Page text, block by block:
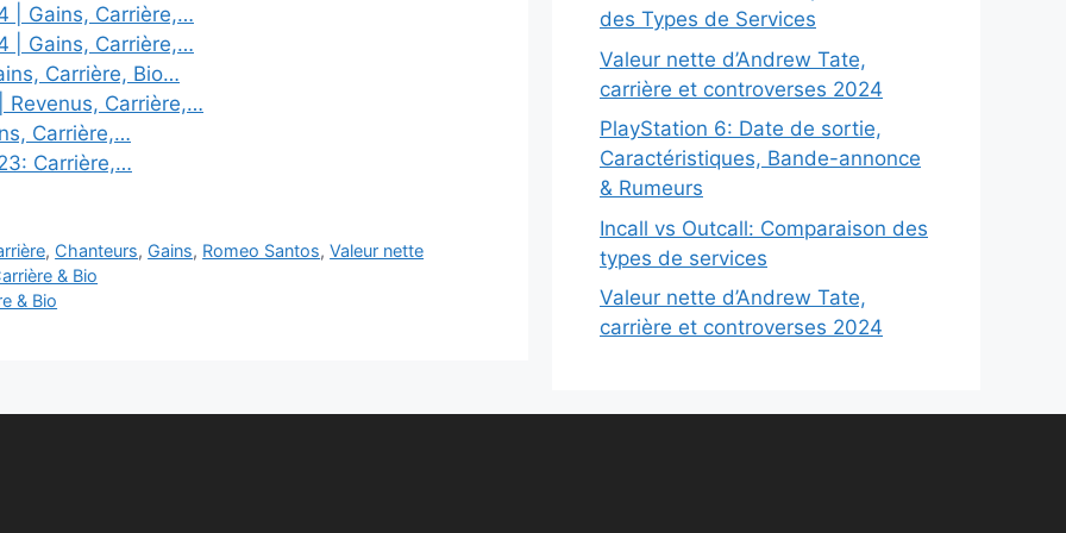
| Gains, Carrière,…
| Gains, Carrière,…
Carrière, Bio…
Revenus, Carrière,…
Carrière,…
Carrière,…
, Chanteurs, Gains, Romeo Santos,Valeur nette
& Bio
& Bio
des Types de Services
Valeur nette d’Andrew Tate,
carrière et controverses 2024
PlayStation 6: Date de sortie,
Caractéristiques, Bande-annonce
& Rumeurs
Incall vs Outcall: Comparaison des
types de services
Valeur nette d’Andrew Tate,
carrière et controverses 2024